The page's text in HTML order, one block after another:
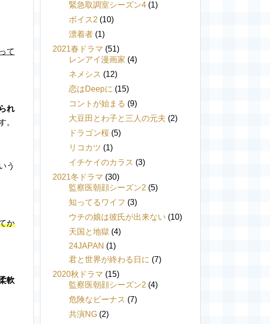
て
れ
。
う
か
軟
緊急取調室シーズン4 (1)
ボイス2 (10)
漂着者 (1)
2021春ドラマ (51)
レンアイ漫画家 (4)
ネメシス (12)
恋はDeepに (15)
コントが始まる (9)
大豆田とわ子と三人の元夫 (2)
ドラゴン桜 (5)
リコカツ (1)
イチケイのカラス (3)
2021冬ドラマ (30)
監察医朝顔シーズン2 (5)
知ってるワイフ (3)
ウチの娘は彼氏が出来ない (10)
天国と地獄 (4)
24JAPAN (1)
君と世界が終わる日に (7)
2020秋ドラマ (15)
監察医朝顔シーズン2 (4)
危険なビーナス (7)
共演NG (2)